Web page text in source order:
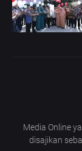
Media Online
disajikan